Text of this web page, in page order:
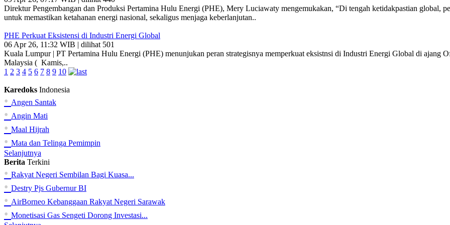
Direktur Pengembangan dan Produksi Pertamina Hulu Energi (PHE), Mery Luciawaty mengemukakan, “Di tengah ketidakpastian global,
untuk memastikan ketahanan energi nasional, sekaligus menjaga keberlanjutan..
PHE Perkuat Eksistensi di Industri Energi Global
06 Apr 26, 11:32 WIB | dilihat 501
Kuala Lumpur | PT Pertamina Hulu Energi (PHE) menunjukan peran strategisnya memperkuat eksistnsi di Industri Energi Global di
Malaysia ( Kamis,..
1 2 3 4 5 6 7 8 9 10
Karedoks Indonesia
• Angen Santak
• Angin Mati
• Maal Hijrah
• Mata dan Telinga Pemimpin
Selanjutnya
Berita Terkini
• Rakyat Negeri Sembilan Bagi Kuasa...
• Destry Pjs Gubernur BI
• AirBorneo Kebanggaan Rakyat Negeri Sarawak
• Monetisasi Gas Sengeti Dorong Investasi...